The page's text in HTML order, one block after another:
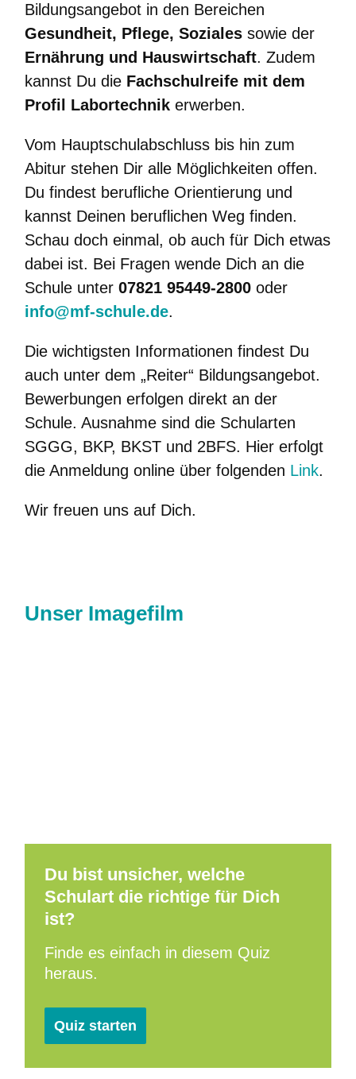
Bildungsangebot in den Bereichen
Gesundheit, Pflege, Soziales sowie der
Ernährung und Hauswirtschaft. Zudem
kannst Du die Fachschulreife mit dem
Profil Labortechnik erwerben.
Vom Hauptschulabschluss bis hin zum
Abitur stehen Dir alle Möglichkeiten offen.
Du findest berufliche Orientierung und
kannst Deinen beruflichen Weg finden.
Schau doch einmal, ob auch für Dich etwas
dabei ist. Bei Fragen wende Dich an die
Schule unter07821 95449-2800 oder
info@mf-schule.de.
Die wichtigsten Informationen findest Du
auch unter dem „Reiter“ Bildungsangebot.
Bewerbungen erfolgen direkt an der
Schule. Ausnahme sind die Schularten
SGGG, BKP, BKST und 2BFS. Hier erfolgt
die Anmeldung online über folgenden Link.
Wir freuen uns auf Dich.
Du bist unsicher, welche
Schulart die richtige für Dich
ist?
Finde es einfach in diesem Quiz
heraus.
Quiz starten
Unser Imagefilm